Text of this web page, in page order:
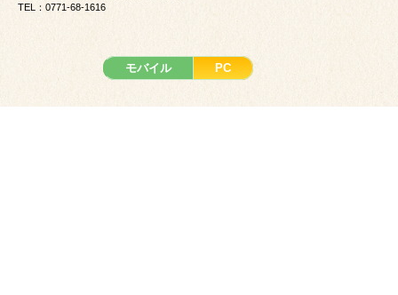
TEL：0771-68-1616
モバイル PC